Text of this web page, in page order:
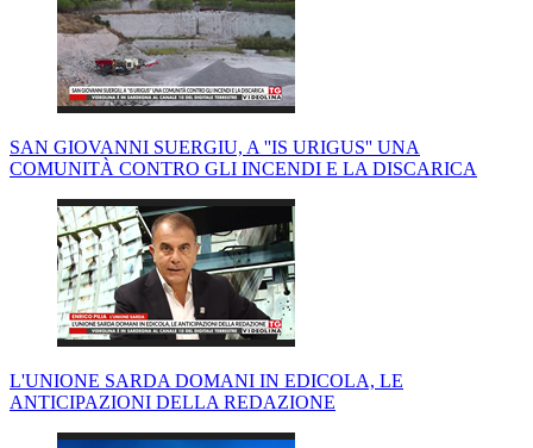
SAN GIOVANNI SUERGIU, A ''IS URIGUS'' UNA
COMUNITÀ CONTRO GLI INCENDI E LA DISCARICA
L'UNIONE SARDA DOMANI IN EDICOLA, LE
ANTICIPAZIONI DELLA REDAZIONE